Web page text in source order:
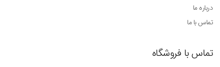
درباره ما
تماس با ما
تماس با فروشگاه